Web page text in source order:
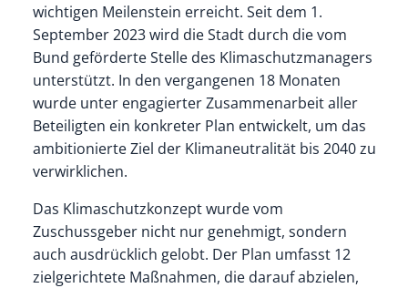
wichtigen Meilenstein erreicht. Seit dem 1.
September 2023 wird die Stadt durch die vom
Bund geförderte Stelle des Klimaschutzmanagers
unterstützt. In den vergangenen 18 Monaten
wurde unter engagierter Zusammenarbeit aller
Beteiligten ein konkreter Plan entwickelt, um das
ambitionierte Ziel der Klimaneutralität bis 2040 zu
verwirklichen.
Das Klimaschutzkonzept wurde vom
Zuschussgeber nicht nur genehmigt, sondern
auch ausdrücklich gelobt. Der Plan umfasst 12
zielgerichtete Maßnahmen, die darauf abzielen,